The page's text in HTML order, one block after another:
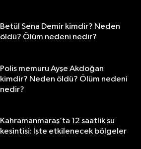
Betül Sena Demir kimdir? Neden
öldü? Ölüm nedeni nedir?
Polis memuru Ayşe Akdoğan
kimdir? Neden öldü? Ölüm nedeni
nedir?
Kahramanmaraş’ta 12 saatlik su
kesintisi: İşte etkilenecek bölgeler